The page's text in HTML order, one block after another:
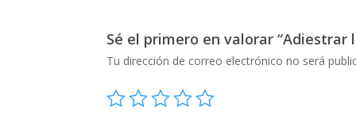
Sé el primero en valorar “Adiestrar
Tu dirección de correo electrónico no será